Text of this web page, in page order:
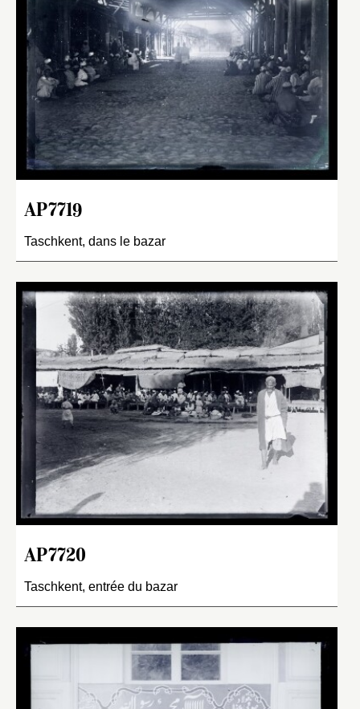
AP7719
Taschkent, dans le bazar
AP7720
Taschkent, entrée du bazar